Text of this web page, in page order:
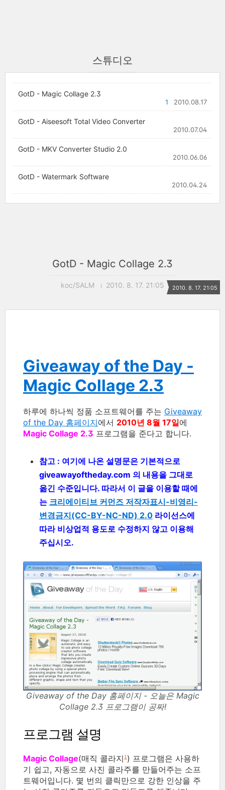
스튜디오
GotD - Magic Collage 2.3
2010.08.17
1
GotD - Aiseesoft Total Video Converter
2010.07.04
GotD - MKV Converter Studio 2.0
2010.06.06
GotD - Watermark Software
2010.04.24
GotD - Magic Collage 2.3
koc/SALM 2010. 8. 17. 21:05 2010. 8. 17. 21:05
Giveaway of the Day -
Magic Collage 2.3
하루에 하나씩 정품 소프트웨어를 주는 Giveaway
of the Day 홈페이지에서 2010년 8월 17일에
Magic Collage 2.3 프로그램을 준다고 합니다.
참고 : 여기에 나온 설명문은 기본적으로
giveawayoftheday.com 의 내용을 그대로
옮긴 수준입니다. 따라서 이 글을 이용할 때에
는 크리에이티브 커먼즈 저작자표시-비영리-
변경금지(CC-BY-NC-ND) 2.0 라이선스에
따라 비상업적 용도로 수정하지 않고 이용해
주십시오.
Giveaway of the Day 홈페이지 - 오늘은 Magic
Collage 2.3 프로그램이 공짜!
프로그램 설명
Magic Collage(매직 콜라지 1 ) 프로그램은 사용하
기 쉽고, 자동으로 사진 콜라주를 만들어주는 소프
트웨어입니다. 몇 번의 클릭만으로 강한 인상을 주